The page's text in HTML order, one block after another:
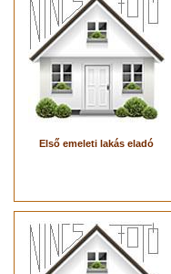
Első emeleti lakás eladó